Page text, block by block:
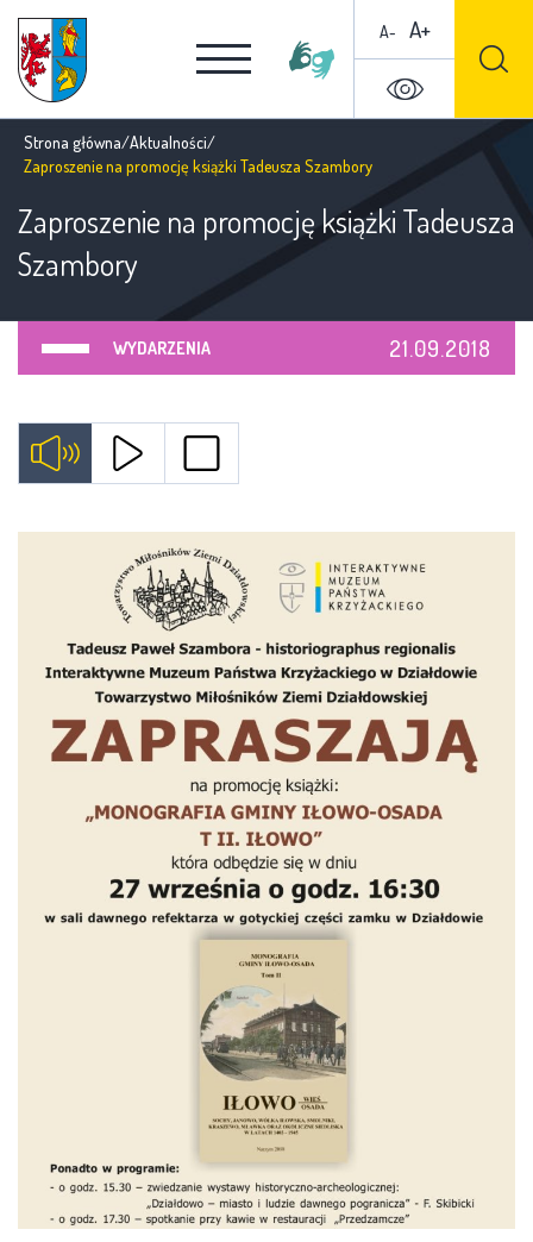
A- A+
Strona główna/Aktualności/
Zaproszenie na promocję książki Tadeusza Szambory
Zaproszenie na promocję książki Tadeusza
Szambory
WYDARZENIA 21.09.2018